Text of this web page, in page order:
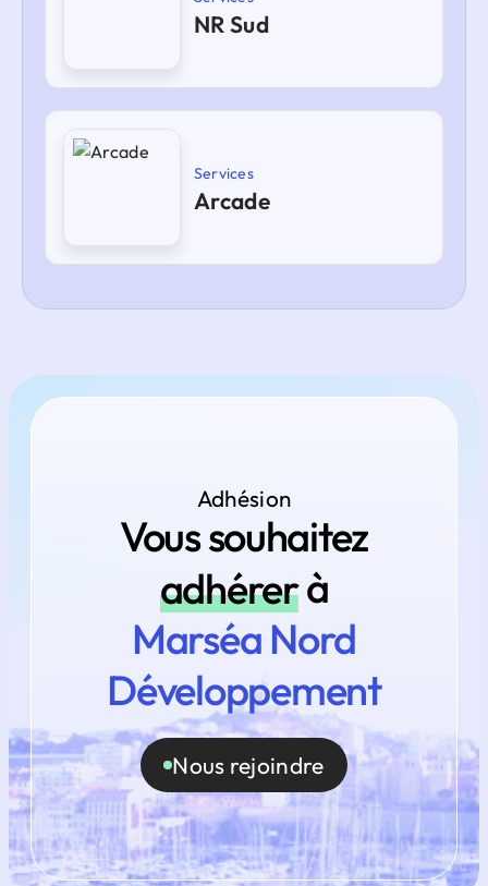
NR Sud
Services
Arcade
Adhésion
Vous souhaitez
adhérerà
Marséa Nord
Développement
Nous rejoindre